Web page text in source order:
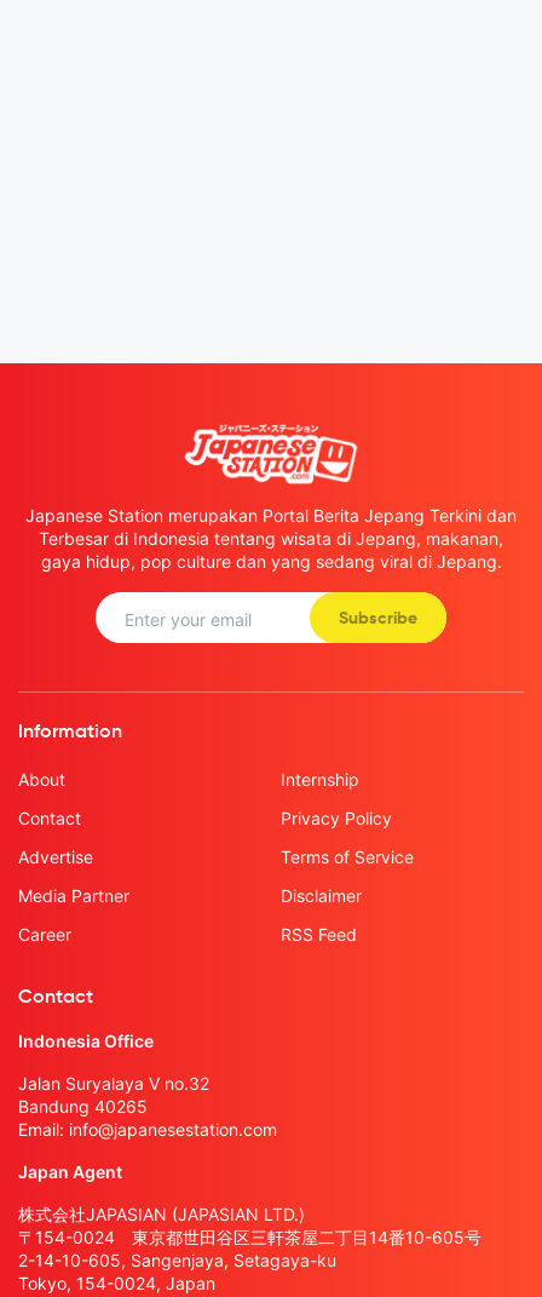
Japanese Station merupakan Portal Berita Jepang Terkini dan
Terbesar di Indonesia tentang wisata di Jepang, makanan,
gaya hidup, pop culture dan yang sedang viral di Jepang.
Subscribe
Information
About
Contact
Advertise
Media Partner
Career
Internship
Privacy Policy
Terms of Service
Disclaimer
RSS Feed
Contact
Indonesia Office
Jalan Suryalaya V no.32
Bandung 40265
Email: info@japanesestation.com
Japan Agent
株式会社JAPASIAN (JAPASIAN LTD.)
〒154-0024 東京都世田谷区三軒茶屋二丁目14番10-605号
2-14-10-605, Sangenjaya, Setagaya-ku
Tokyo, 154-0024, Japan